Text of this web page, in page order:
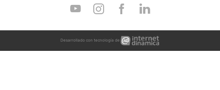
Desarrollado con tecnología de Internet
Dinámica